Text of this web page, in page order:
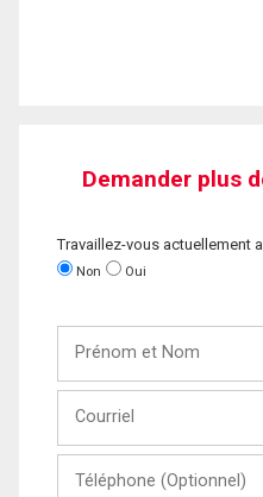
Demander plus
Travaillez-vous actuellement
Non Oui
Nom
(Optionnel)